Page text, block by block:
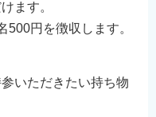
ます。
円を徴収します。
いただきたい持ち物